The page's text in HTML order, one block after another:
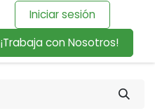
Iniciar sesión
¡Trabaja con Nosotros!